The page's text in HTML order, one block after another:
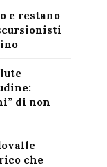
e restano
di non
che